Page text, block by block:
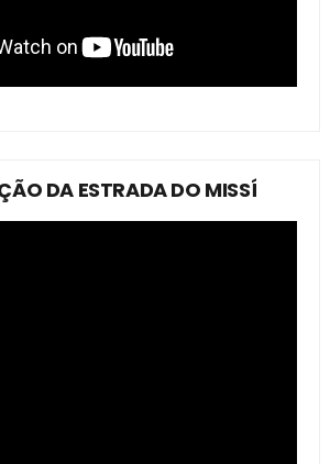
DA ESTRADA DO MISSÍ